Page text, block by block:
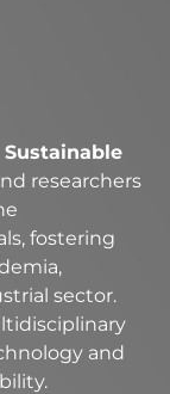
Sustainable
researchers
fostering
sector.
and